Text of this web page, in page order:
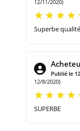
12/11/2020)
Superbe qualité
Publié le
12/8/2020)
SUPERBE